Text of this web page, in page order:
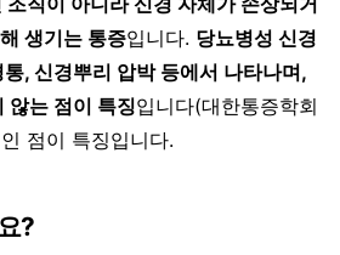
생기는 통증입니다. 당뇨병성 신경
, 신경뿌리 압박 등에서 나타나며,
않는 점이 특징입니다(대한통증학회
점이 특징입니다.
?